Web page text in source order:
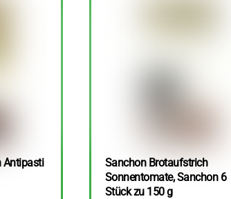
Antipasti
Sanchon Brotaufstrich
Sonnentomate, Sanchon 6
Stück zu 150 g